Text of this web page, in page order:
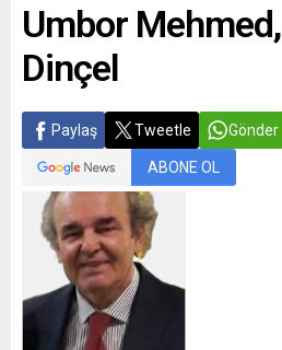
Umbor
Dinçel
Paylaş Tweetle Gönder
ABONE OL